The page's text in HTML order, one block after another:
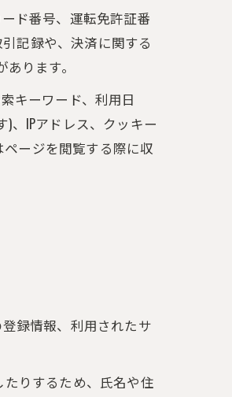
ド番号、運転免許証番
記録や、決済に関する
ります。
キーワード、利用日
、IPアドレス、クッキー
ージを閲覧する際に収
録情報、利用されたサ
りするため、氏名や住